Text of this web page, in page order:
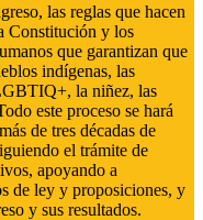
las reglas que hacen
Constitución y los
que garantizan que
indígenas, las
la niñez, las
este proceso se hará
de tres décadas de
el trámite de
apoyando a
de ley y proposiciones, y
y sus resultados.